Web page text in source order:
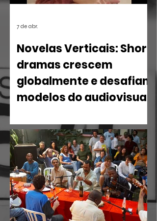
Novelas Verticais: Short
dramas crescem
globalmente e desafiam
modelos do audiovisual
em 2026 confirma uma tendência
irreversível: o espectador busca
narrativas ágeis, dramáticas e
estritamente verticais.
7 de abr.